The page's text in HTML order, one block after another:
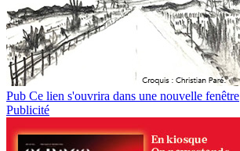
Pub Ce lien s'ouvrira dans une nouvelle fenêtre
Publicité